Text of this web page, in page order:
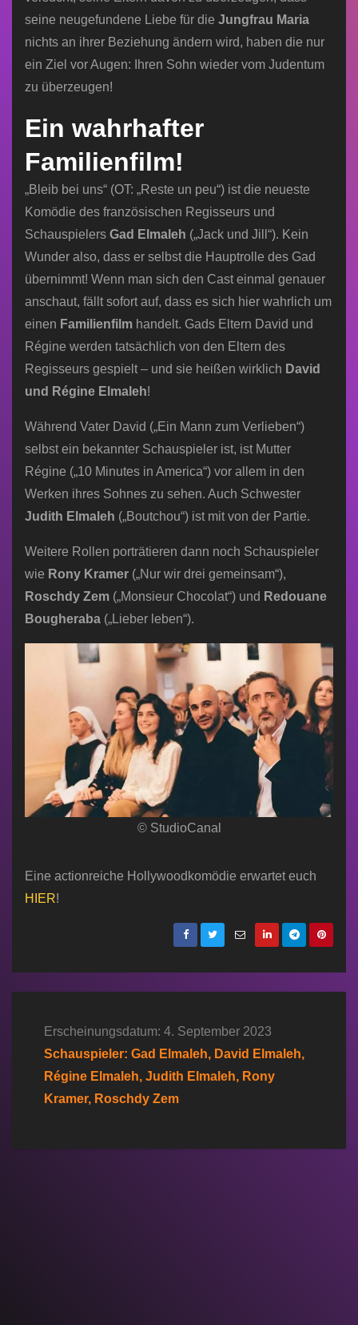
seine neugefundene Liebe für die Jungfrau Maria
nichts an ihrer Beziehung ändern wird, haben die nur
ein Ziel vor Augen: Ihren Sohn wieder vom Judentum
zu überzeugen!
Ein wahrhafter
Familienfilm!
„Bleib bei uns“ (OT: „Reste un peu“) ist die neueste
Komödie des französischen Regisseurs und
Schauspielers Gad Elmaleh („Jack und Jill“). Kein
Wunder also, dass er selbst die Hauptrolle des Gad
übernimmt! Wenn man sich den Cast einmal genauer
anschaut, fällt sofort auf, dass es sich hier wahrlich um
einen Familienfilm handelt. Gads Eltern David und
Régine werden tatsächlich von den Eltern des
Regisseurs gespielt – und sie heißen wirklich David
und Régine Elmaleh!
Während Vater David („Ein Mann zum Verlieben“)
selbst ein bekannter Schauspieler ist, ist Mutter
Régine („10 Minutes in America“) vor allem in den
Werken ihres Sohnes zu sehen. Auch Schwester
Judith Elmaleh („Boutchou“) ist mit von der Partie.
Weitere Rollen porträtieren dann noch Schauspieler
wie Rony Kramer („Nur wir drei gemeinsam“),
Roschdy Zem („Monsieur Chocolat“) und Redouane
Bougheraba („Lieber leben“).
© StudioCanal
Eine actionreiche Hollywoodkomödie erwartet euch
HIER!
Erscheinungsdatum: 4. September 2023
Schauspieler: Gad Elmaleh, David Elmaleh,
Régine Elmaleh, Judith Elmaleh, Rony
Kramer, Roschdy Zem